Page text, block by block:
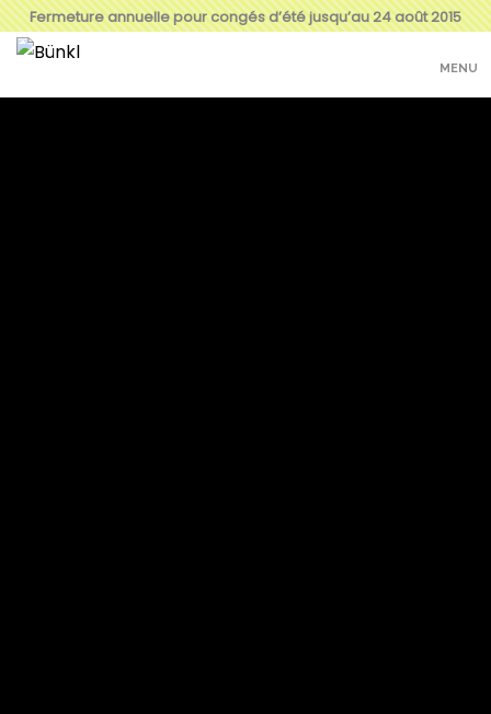
Fermeture annuelle pour congés d’été jusqu’au 24 août 2015
MENU